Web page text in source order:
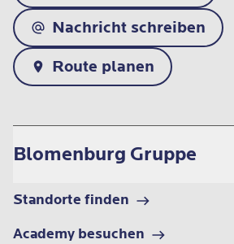
Nachricht schreiben
Route planen
Blomenburg Gruppe
Standorte finden
Academy besuchen